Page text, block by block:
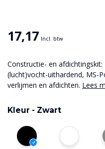
17,17 Incl. btw
Constructie- en
(lucht)vocht-uithardend, MS-
verlijmen en afdichten. Lees
Kleur - Zwart